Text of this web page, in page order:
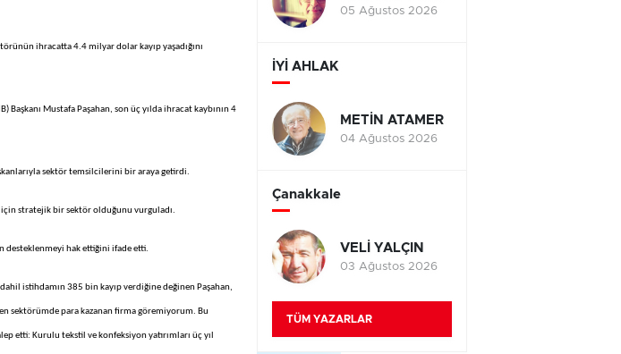
ihracatta 4.4 milyar dolar kayıp yaşadığını
Mustafa Paşahan, son üç yılda ihracat kaybının 4
sektör temsilcilerini bir araya getirdi.
için stratejik bir sektör olduğunu vurguladı.
desteklenmeyi hak ettiğini ifade etti.
istihdamın 385 bin kayıp verdiğine değinen Paşahan,
sektörümde para kazanan firma göremiyorum. Bu
etti: Kurulu tekstil ve konfeksiyon yatırımları üç yıl
05 Ağustos 2026
İYİ AHLAK
METİN ATAMER
04 Ağustos 2026
Çanakkale
VELİ YALÇIN
03 Ağustos 2026
TÜM YAZARLAR